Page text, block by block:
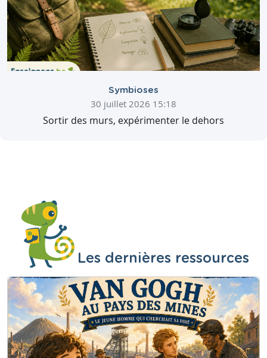
Symbioses
30 juillet 2026 15:18
Sortir des murs, expérimenter le dehors
Les dernières ressources